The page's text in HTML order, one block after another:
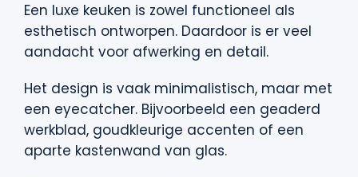
Een luxe keuken is zowel functioneel als
esthetisch ontworpen. Daardoor is er veel
aandacht voor afwerking en detail.
Het design is vaak minimalistisch, maar met
een eyecatcher. Bijvoorbeeld een geaderd
werkblad, goudkleurige accenten of een
aparte kastenwand van glas.